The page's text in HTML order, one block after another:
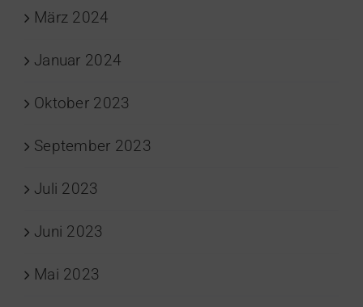
März 2024
Januar 2024
Oktober 2023
September 2023
Juli 2023
Juni 2023
Mai 2023